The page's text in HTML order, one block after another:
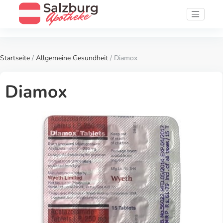
Startseite / Allgemeine Gesundheit / Diamox
Diamox